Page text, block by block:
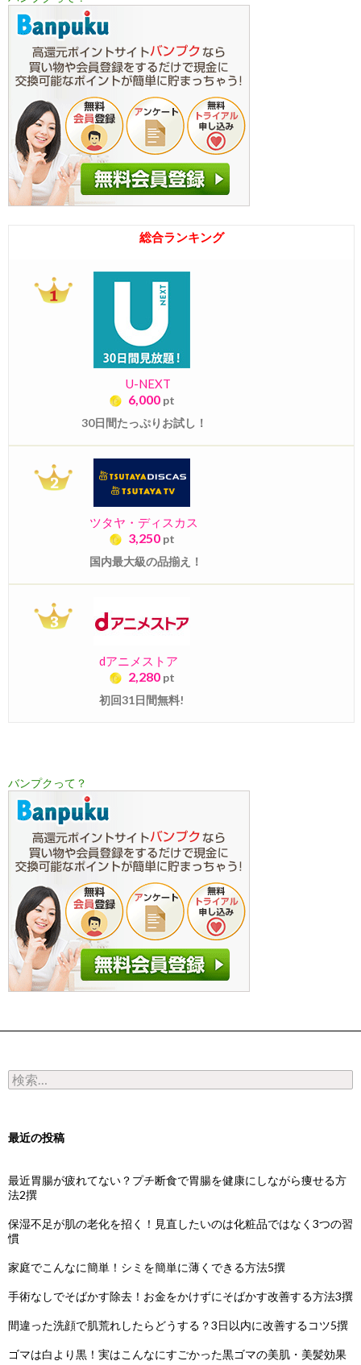
総合ランキング
U-NEXT
6,000 pt
30日間たっぷりお試し！
ツタヤ・ディスカス
3,250 pt
国内最大級の品揃え！
dアニメストア
2,280 pt
初回31日間無料!
バンプクって？
検索:
最近の投稿
最近胃腸が疲れてない？プチ断食で胃腸を健康にしながら痩せる方
法2撰
保湿不足が肌の老化を招く！見直したいのは化粧品ではなく3つの習
慣
家庭でこんなに簡単！シミを簡単に薄くできる方法5撰
手術なしでそばかす除去！お金をかけずにそばかす改善する方法3撰
間違った洗顔で肌荒れしたらどうする？3日以内に改善するコツ5撰
ゴマは白より黒！実はこんなにすごかった黒ゴマの美肌・美髪効果